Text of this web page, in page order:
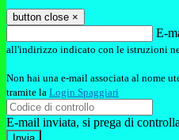
button close ×
E-
all'indirizzo indicato con le istruzioni
Non hai una e-mail associata al nome
tramite la Login Spaggiari
E-mail inviata, si prega di